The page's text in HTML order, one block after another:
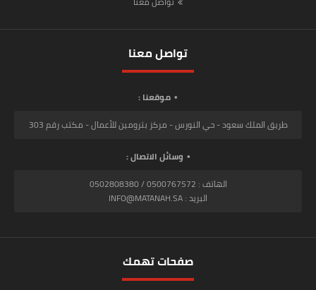
تواصل معنا
موقعنا :
طريق الملك سعود - حي النورس - مركز بترومين للأعمال - مكتب رقم 303
وسائل الاتصال :
الهاتف : 0500767572 / 0502808380
البريد : INFO@MATANAH.SA
صفحات تهمك